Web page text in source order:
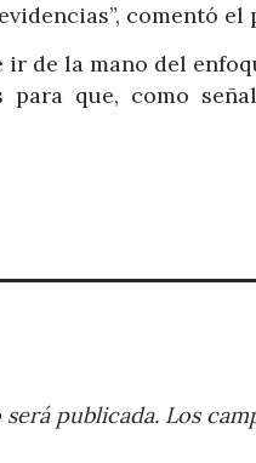
comentó el
ir de la mano del
para que, como
publicada. Los